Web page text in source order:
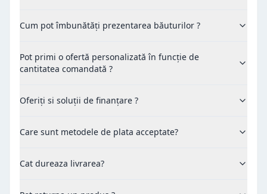
Cum pot îmbunătăți prezentarea băuturilor ?
Pot primi o ofertă personalizată în funcție de
cantitatea comandată ?
Oferiți si soluții de finanțare ?
Care sunt metodele de plata acceptate?
Cat dureaza livrarea?